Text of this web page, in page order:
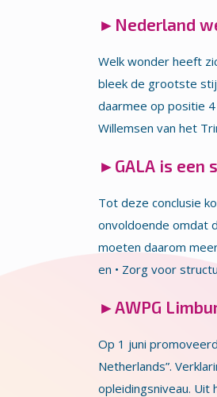
► Nederland
Welk wonder heeft
bleek de grootste
daarmee op positie
Willemsen van het
► GALA is
Tot deze conclusie
onvoldoende omdat
moeten daarom
en • Zorg voor
►AWPG
Op 1 juni
Netherlands”.
opleidingsniveau.